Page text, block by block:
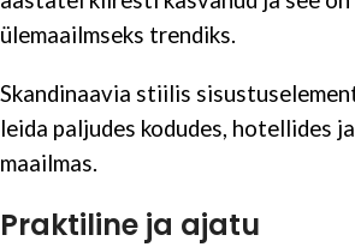
ülemaailmseks trendiks.
Skandinaavia stiilis
leida paljudes kodudes, hotellides
maailmas.
Praktiline ja ajatu